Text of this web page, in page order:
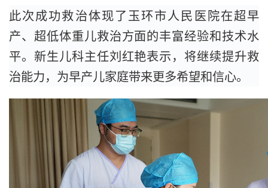
此次成功救治体现了玉环市人民医院在超早
产、超低体重儿救治方面的丰富经验和技术水
平。新生儿科主任刘红艳表示，将继续提升救
治能力，为早产儿家庭带来更多希望和信心。